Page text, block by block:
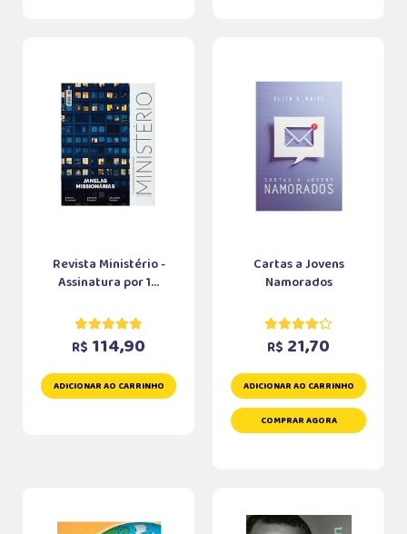
Revista Ministério -
Assinatura por 1...
R$ 114,90
ADICIONAR AO CARRINHO
Cartas a Jovens
Namorados
R$ 21,70
ADICIONAR AO CARRINHO
COMPRAR AGORA